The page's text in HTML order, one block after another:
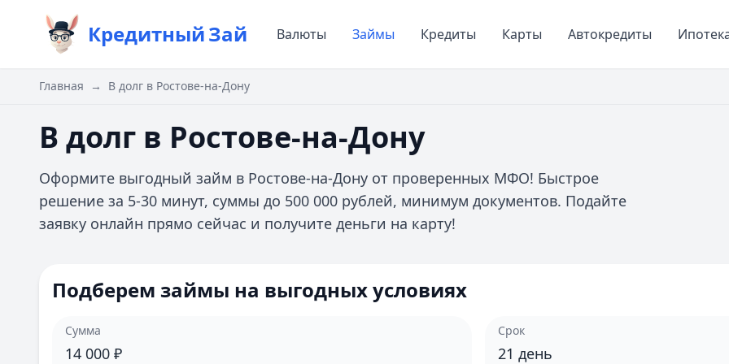
КредитныйЗай Валюты Займы Кредиты Карты Автокредиты
Главная → В долг в Ростове-на-Дону
В долг в Ростове-на-Дону
Оформите выгодный займ в Ростове-на-Дону от проверенных МФО! Быстрое
решение за 5-30 минут, суммы до 500 000 рублей, минимум документов. Подайте
заявку онлайн прямо сейчас и получите деньги на карту!
Подберем займы на выгодных условиях
Сумма
14 000 ₽
Срок
21 день